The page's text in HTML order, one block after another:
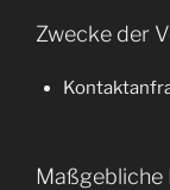
Zwecke der
Maßgebliche